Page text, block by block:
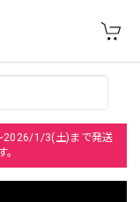
2026/1/3(土)まで発送